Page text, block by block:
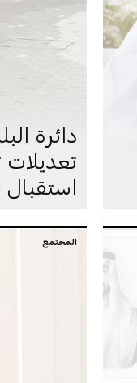
دائرة
استقبال
المجتمع